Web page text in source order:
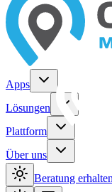
Apps
Lösungen
Plattform
Über uns
Beratung erhalten